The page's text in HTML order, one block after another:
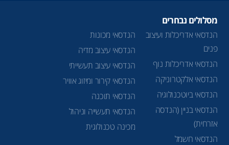
מסלולים נבחרים
הנדסאי אדריכלות ועיצוב
פנים
הנדסאי אדריכלות נוף
הנדסאי אלקטרוניקה
הנדסאי ביוטכנולוגיה
הנדסאי בניין (הנדסה
אזרחית)
הנדסאי חשמל
הנדסאי מכונות
הנדסאי עיצוב מדיה
הנדסאי עיצוב תעשייתי
הנדסאי קירור ומיזוג אוויר
הנדסאי תוכנה
הנדסאי תעשייה וניהול
מכינה טכנולוגית